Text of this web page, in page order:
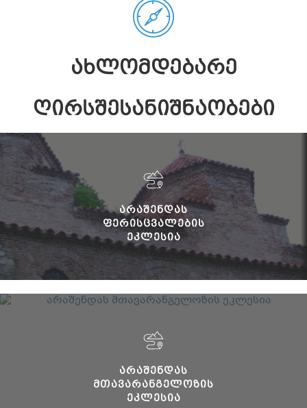
ᲐᲮᲚᲝᲛᲓᲔᲑᲐᲠᲔ
ᲦᲘᲠᲡᲨᲔᲡᲐᲜᲘᲨᲜᲐᲝᲑᲔᲑᲘ
ᲐᲠᲐᲨᲔᲜᲓᲐᲡ
ᲤᲔᲠᲘᲡᲪᲕᲐᲚᲔᲑᲘᲡ
ᲔᲙᲚᲔᲡᲘᲐ
ᲐᲠᲐᲨᲔᲜᲓᲐᲡ
ᲛᲗᲐᲕᲐᲠᲐᲜᲒᲔᲚᲝᲖᲘᲡ
ᲔᲙᲚᲔᲡᲘᲐ